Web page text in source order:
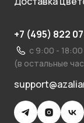
+7 (495) 822
с 9:00 - 18:00
(в остальные